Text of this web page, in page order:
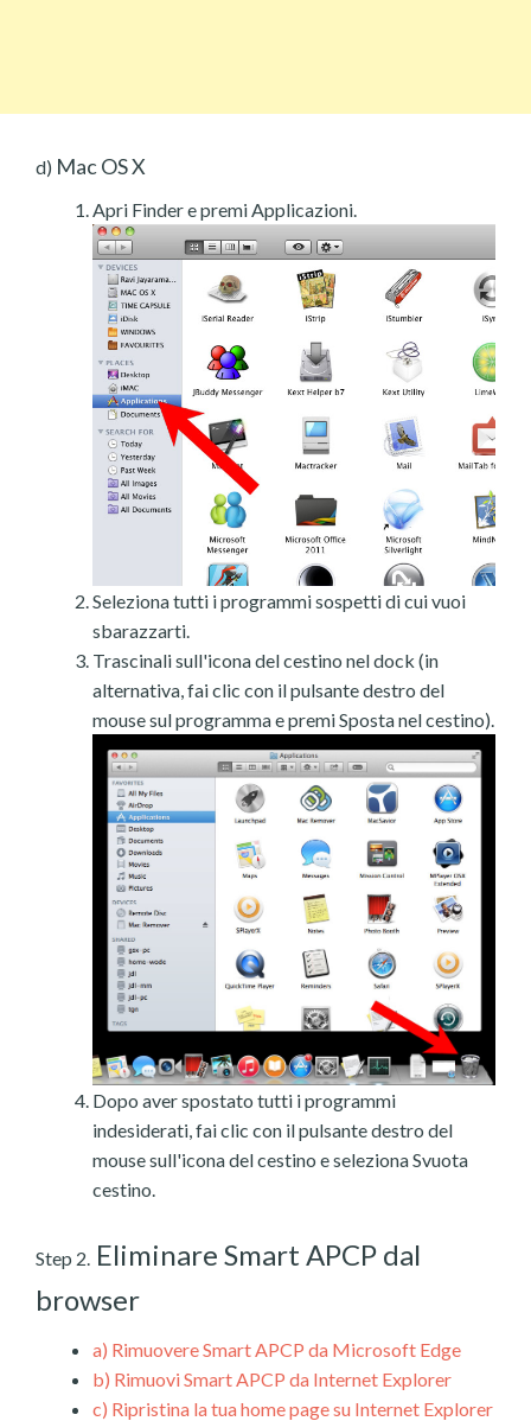
d) Mac OS X
Apri Finder e premi Applicazioni.
Seleziona tutti i programmi sospetti di cui vuoi
sbarazzarti.
Trascinali sull'icona del cestino nel dock (in
alternativa, fai clic con il pulsante destro del
mouse sul programma e premi Sposta nel cestino).
Dopo aver spostato tutti i programmi
indesiderati, fai clic con il pulsante destro del
mouse sull'icona del cestino e seleziona Svuota
cestino.
Step 2. Eliminare Smart APCP dal
browser
a) Rimuovere Smart APCP da Microsoft Edge
b) Rimuovi Smart APCP da Internet Explorer
c) Ripristina la tua home page su Internet Explorer